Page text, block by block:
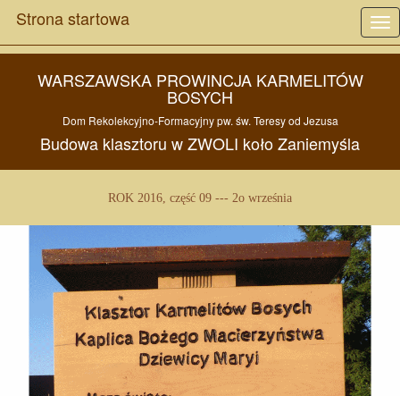
Strona startowa
WARSZAWSKA PROWINCJA KARMELITÓW
BOSYCH
Dom Rekolekcyjno-Formacyjny pw. św. Teresy od Jezusa
Budowa klasztoru wZWOLI kołoZaniemyśla
ROK 2016, część 09 --- 2o września